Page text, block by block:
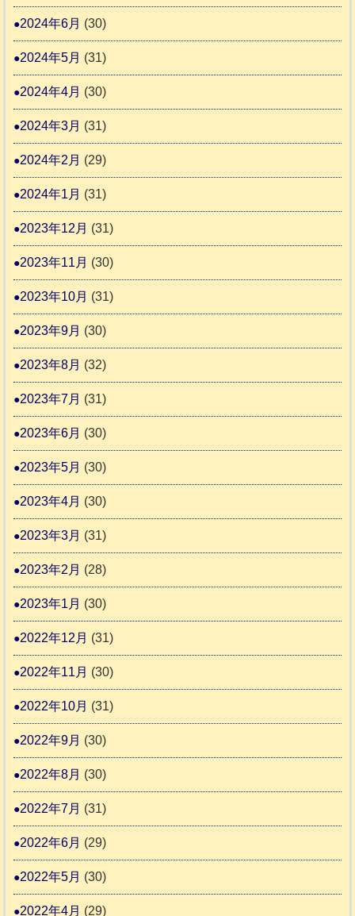
2024年6月 (30)
2024年5月 (31)
2024年4月 (30)
2024年3月 (31)
2024年2月 (29)
2024年1月 (31)
2023年12月 (31)
2023年11月 (30)
2023年10月 (31)
2023年9月 (30)
2023年8月 (32)
2023年7月 (31)
2023年6月 (30)
2023年5月 (30)
2023年4月 (30)
2023年3月 (31)
2023年2月 (28)
2023年1月 (30)
2022年12月 (31)
2022年11月 (30)
2022年10月 (31)
2022年9月 (30)
2022年8月 (30)
2022年7月 (31)
2022年6月 (29)
2022年5月 (30)
2022年4月 (29)